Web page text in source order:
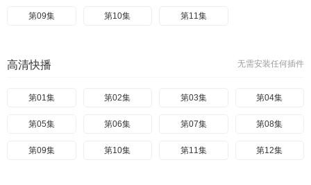
第09集 第10集 第11集
无需安装任何插件
高清快播
第01集 第02集 第03集 第04集
第05集 第06集 第07集 第08集
第09集 第10集 第11集 第12集